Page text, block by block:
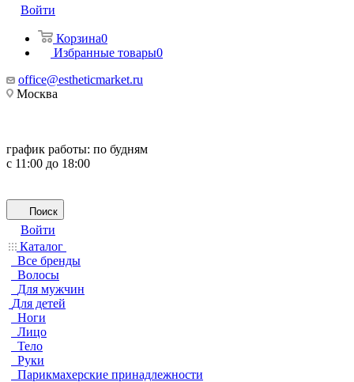
Войти
Корзина0
Избранные товары0
office@estheticmarket.ru
Москва
график работы: по будням
с 11:00 до 18:00
Поиск
Войти
Каталог
Все бренды
Волосы
Для мужчин
Для детей
Ноги
Лицо
Тело
Руки
Парикмахерские принадлежности